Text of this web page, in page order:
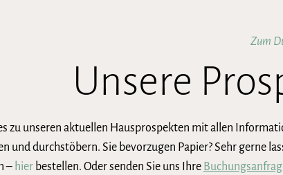
Zum
Unsere
zu unseren aktuellen Hausprospekten mit allen
und durchstöbern. Sie bevorzugen Papier? Sehr gerne
– hier bestellen. Oder senden Sie uns Ihre